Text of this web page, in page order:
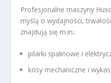
Profesjonalne maszyny
myślą o wydajności,
znajdują się m.in.:
pilarki spalinowe i
kosy mechaniczne i